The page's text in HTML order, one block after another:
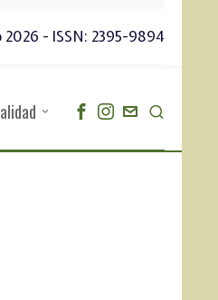
2026 - ISSN: 2395-9894